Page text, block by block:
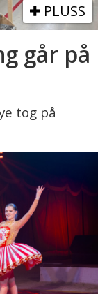
PLUSS
går på
tog på